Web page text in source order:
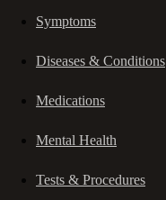
Symptoms
Diseases & Conditions
Medications
Mental Health
Tests & Procedures